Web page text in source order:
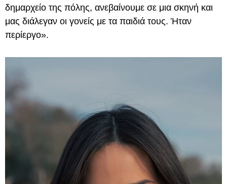
δημαρχείο της πόλης, ανεβαίνουμε σε μια σκηνή και
μας διάλεγαν οι γονείς με τα παιδιά τους. Ήταν
περίεργο».